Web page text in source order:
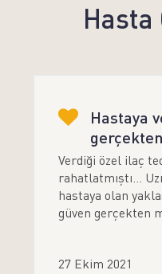
Hastaya
Verdiği özel ilaç
rahatlatmıştı...
hastaya olan
güven gerçekten
27 Ekim 2021